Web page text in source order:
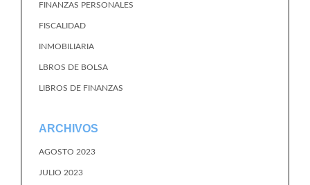
FINANZAS PERSONALES
FISCALIDAD
INMOBILIARIA
LBROS DE BOLSA
LIBROS DE FINANZAS
ARCHIVOS
AGOSTO 2023
JULIO 2023